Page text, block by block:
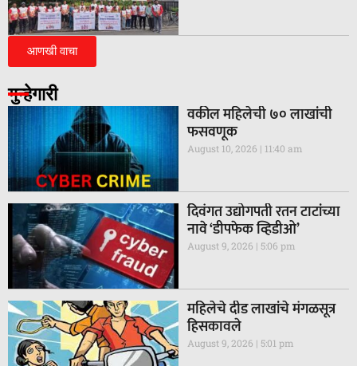
आणखी वाचा
गुन्हेगारी
वकील महिलेची ७० लाखांची
फसवणूक
August 10, 2026 11:40 am
दिवंगत उद्योगपती रतन टाटांच्या
नावे ‘डीपफेक व्हिडीओ’
August 9, 2026 5:06 pm
महिलेचे दीड लाखांचे मंगळसूत्र
हिसकावले
August 9, 2026 5:01 pm